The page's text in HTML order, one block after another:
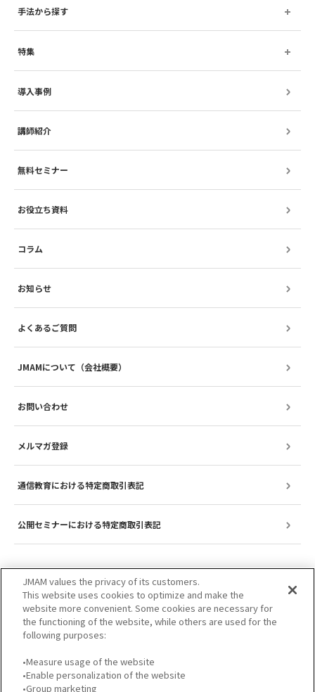
手法から探す
特集
導入事例
講師紹介
無料セミナー
お役立ち資料
コラム
お知らせ
よくあるご質問
JMAMについて（会社概要）
お問い合わせ
メルマガ登録
通信教育における特定商取引表記
公開セミナーにおける特定商取引表記
サイトのご利用について
JMAM values the privacy of its customers.
This website uses cookies to optimize and make the
website more convenient. Some cookies are necessary for
the functioning of the website, while others are used for the
following purposes:
•Measure usage of the website
•Enable personalization of the website
•Group marketing